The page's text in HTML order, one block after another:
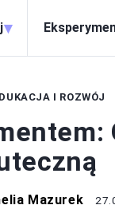
▾
I ROZWÓJ
Mazurek